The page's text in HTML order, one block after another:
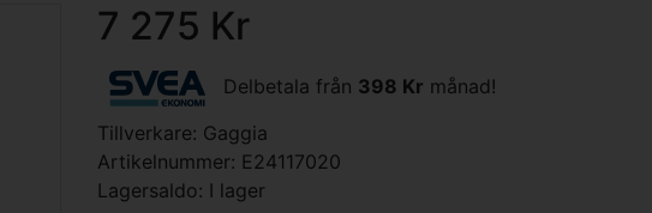
7 275 Kr
Delbetala från 398 Kr månad!
Tillverkare: Gaggia
Artikelnummer: E24117020
Lagersaldo: I lager